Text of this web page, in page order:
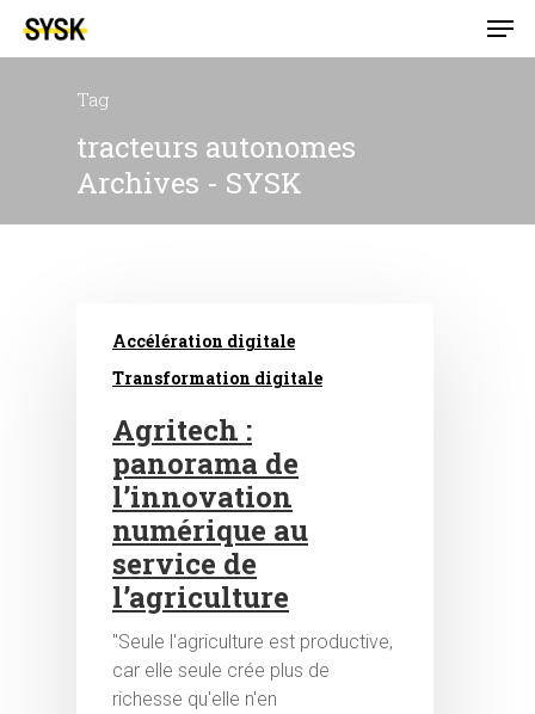
Tag
tracteurs autonomes
Archives - SYSK
Accélération digitale
Transformation digitale
Agritech :
panorama de
l’innovation
numérique au
service de
l’agriculture
"Seule l'agriculture est productive,
car elle seule crée plus de
richesse qu'elle n'en